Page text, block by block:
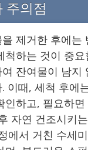
주의점
제거한 후에는
척하는 것이 중
잔여물이 남지
이때, 세척 후에
인하고, 필요하
자연 건조시키
에서 거친 수세